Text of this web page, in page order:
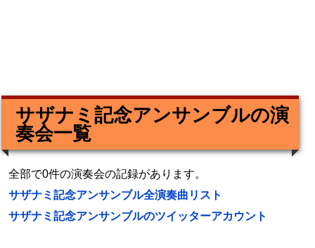
サザナミ記念アンサンブルの演
奏会一覧
全部で0件の演奏会の記録があります。
サザナミ記念アンサンブル全演奏曲リスト
サザナミ記念アンサンブルのツイッターアカウント